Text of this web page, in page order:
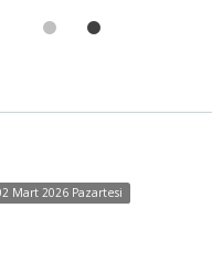
Mart 2026 Pazartesi